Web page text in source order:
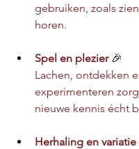
gebruiken, zoals
horen.
Spel en plezier 🎉
Lachen, ontdekken
experimenteren
nieuwe kennis écht
Herhaling en variatie